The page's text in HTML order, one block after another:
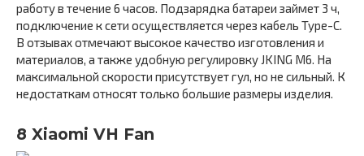
работу в течение 6 часов. Подзарядка батареи займет 3 ч,
подключение к сети осуществляется через кабель Type-C.
В отзывах отмечают высокое качество изготовления и
материалов, а также удобную регулировку JKING M6. На
максимальной скорости присутствует гул, но не сильный. К
недостаткам относят только большие размеры изделия.
8 Xiaomi VH Fan